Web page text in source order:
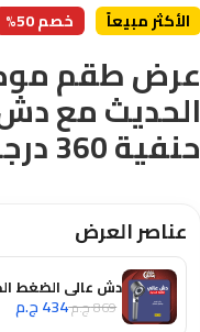
الأكثر مبيعاً خصم 50%
الحديث مع
حنفية 360 درجة
عناصر العرض
دش عالي الضغط
869ج.م434ج.م